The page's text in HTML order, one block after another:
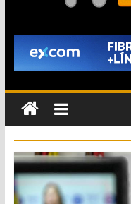
El XII Festival de Jazz
figuras nacionales e
Torrecremada
Los Moros y Cristianos
dan inicio a las fiestas